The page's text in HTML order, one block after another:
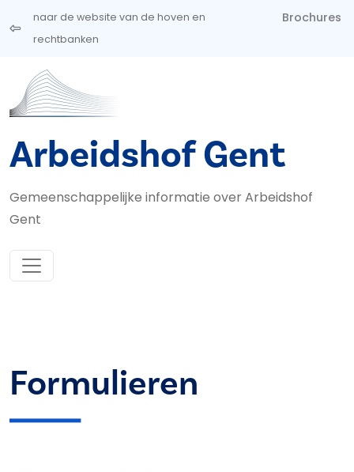
Overslaan en naar de inhoud gaan
naar de website van de hoven en
rechtbanken
Brochures
Arbeidshof Gent
Gemeenschappelijke informatie over Arbeidshof
Gent
Formulieren